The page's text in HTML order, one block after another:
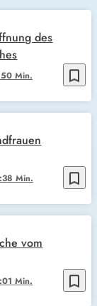
bookmark_border
Min.
des
bookmark_border
Min.
bookmark_border
Min.
vom